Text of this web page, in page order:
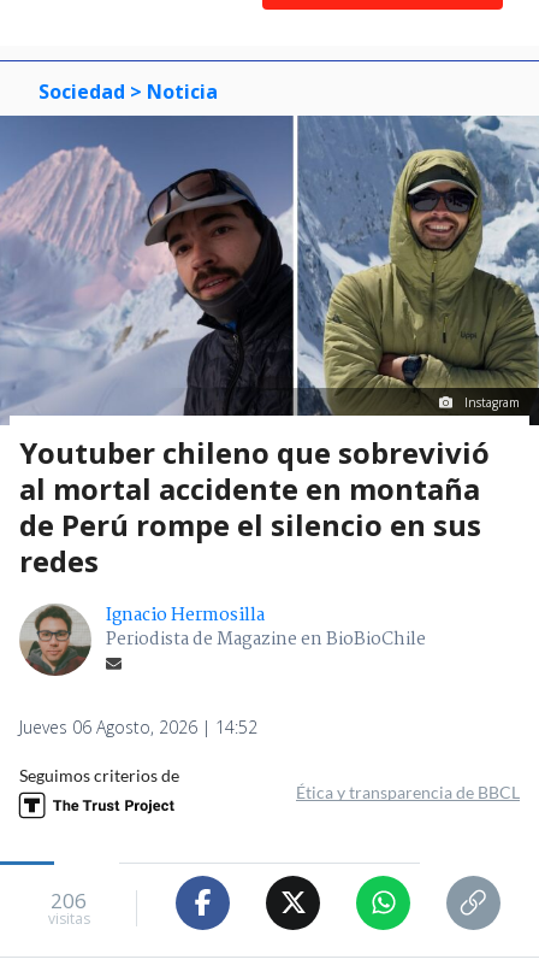
Sociedad > Noticia
Instagram
Youtuber chileno que sobrevivió
al mortal accidente en montaña
de Perú rompe el silencio en sus
redes
Ignacio Hermosilla
Periodista de Magazine en BioBioChile
Jueves 06 Agosto, 2026 | 14:52
Seguimos criterios de
Ética y transparencia de BBCL
206
visitas